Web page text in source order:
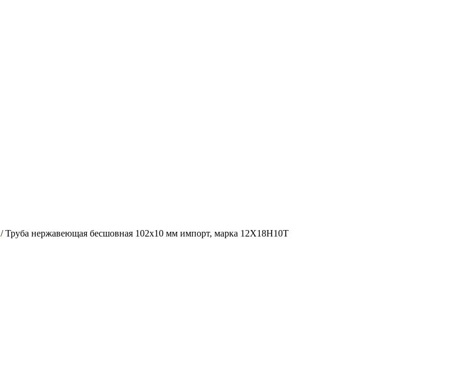
/ Труба нержавеющая бесшовная 102х10 мм импорт, марка 12Х18Н10Т